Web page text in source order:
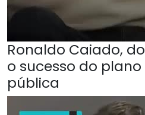
Ronaldo Caiado,
o sucesso do
pública